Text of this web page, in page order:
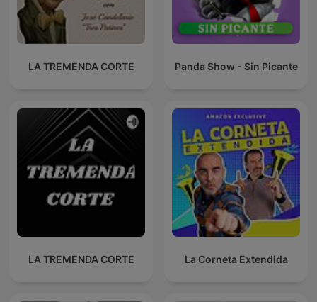
LA TREMENDA CORTE Panda Show - Sin Picante
LA TREMENDA CORTE La Corneta Extendida